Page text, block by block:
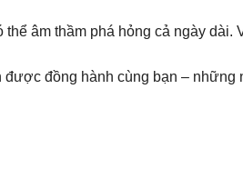
âm thầm phá hỏng cả ngày
đồng hành cùng bạn –